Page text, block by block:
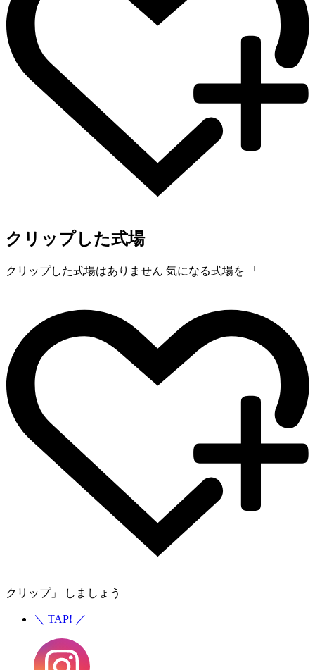
クリップした式場
クリップした式場はありません 気になる式場を 「
クリップ」 しましょう
＼ TAP! ／